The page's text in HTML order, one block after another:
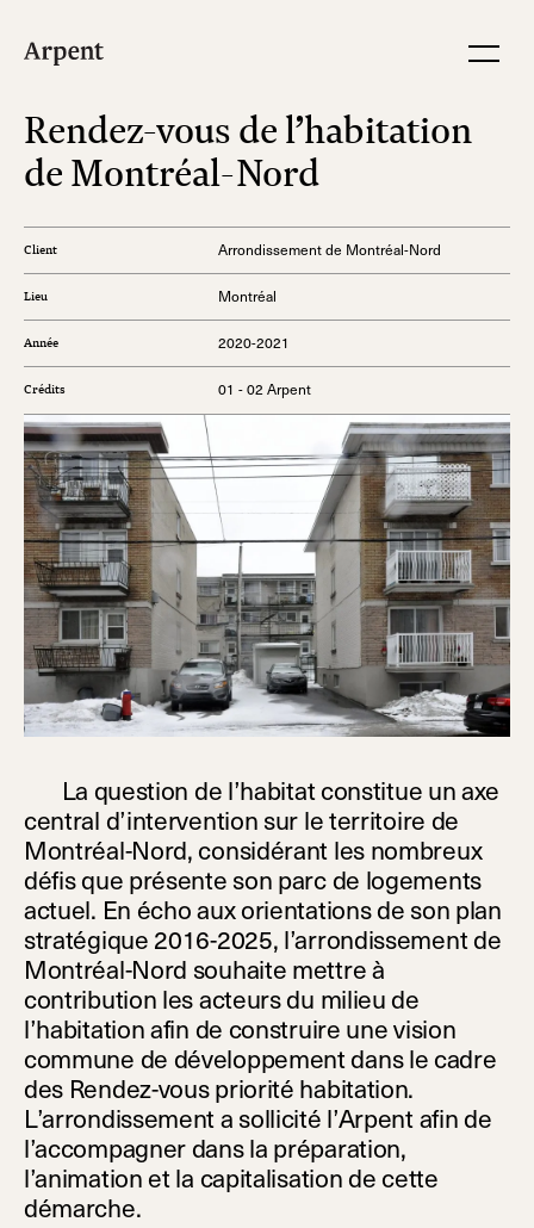
Rendez-vous de l’habitation
de Montréal-Nord
Client Arrondissement de Montréal-Nord
Lieu Montréal
Année 2020-2021
Crédits 01 - 02 Arpent
La question de l’habitat constitue un axe
central d’intervention sur le territoire de
Montréal-Nord, considérant les nombreux
défis que présente son parc de logements
actuel. En écho aux orientations de son plan
stratégique 2016-2025, l’arrondissement de
Montréal-Nord souhaite mettre à
contribution les acteurs du milieu de
l’habitation afin de construire une vision
commune de développement dans le cadre
des Rendez-vous priorité habitation.
L’arrondissement a sollicité l’Arpent afin de
l’accompagner dans la préparation,
l’animation et la capitalisation de cette
démarche.